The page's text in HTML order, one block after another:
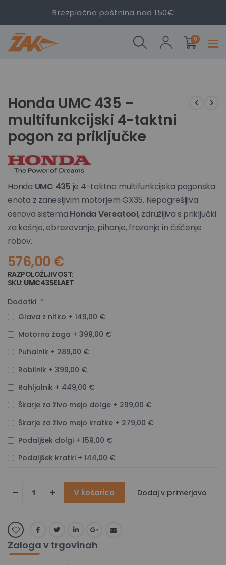
Brezplačna poštnina nad 150€
0izdelki
galerije
slik
Kombinirana
kosa Honda
Honda UMC
4-taktni
pogon za
galerije
slik
Honda UMC 435 –
multifunkcijski 4-taktni
pogon za priključke
Honda UMC 435 je 4-taktna multifunkcijska pogonska
enota z zanesljivim motorjem GX35. Nepogrešljiva
osnova sistema Honda Versatool, združljiva s priključki
za košnjo, obrezovanje, pihanje, frezanje in čiščenje
robov.
576,00 €
RAZPOLOŽLJIVOST:
SKU UMC435ELAET
Dodatki
Glava z nitko + 149,00 €
Motorna žaga + 399,00 €
Puhalnik + 289,00 €
Robilnik + 399,00 €
Rahljalnik + 449,00 €
Škarje za živo mejo dolge + 299,00 €
Škarje za živo mejo kratke + 279,00 €
Podaljšek dolgi + 159,00 €
Podaljšek kratki + 144,00 €
V košarico Dodaj v primerjavo
Zaloga v trgovinah